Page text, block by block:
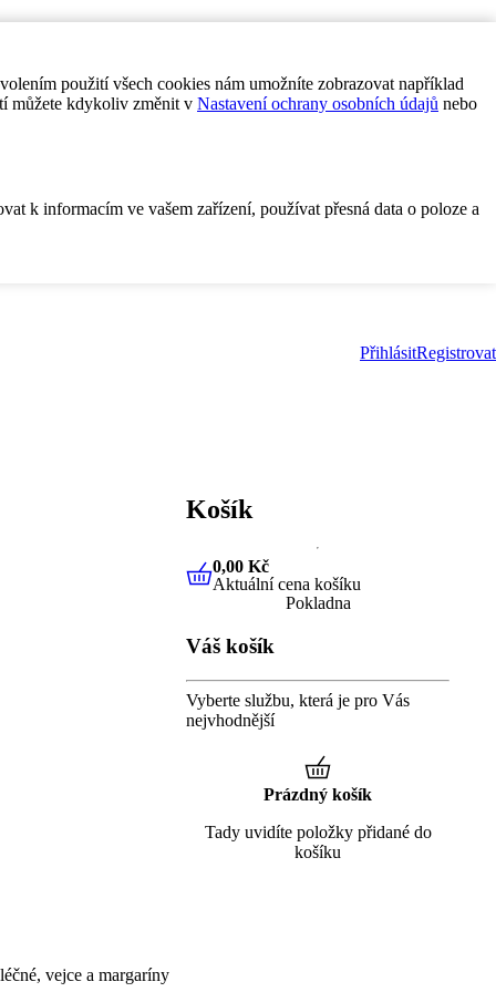
použití všech cookies nám umožníte zobrazovat například
můžete kdykoliv změnit v Nastavení ochrany osobních údajů nebo
k informacím ve vašem zařízení, používat přesná data o poloze a
PřihlásitRegistrovat
vejce a margaríny
Košík
0,00 KčAktuální cena košíku
0,00 Kč
Aktuální cena košíku
Pokladna
Váš košík
Vyberte službu, která je pro Vás
nejvhodnější
Prázdný košík
Tady uvidíte položky přidané do
košíku